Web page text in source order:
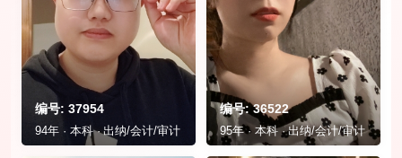
编号: 37954
94年 · 本科 · 出纳/会计/审计
编号: 36522
95年 · 本科 · 出纳/会计/审计